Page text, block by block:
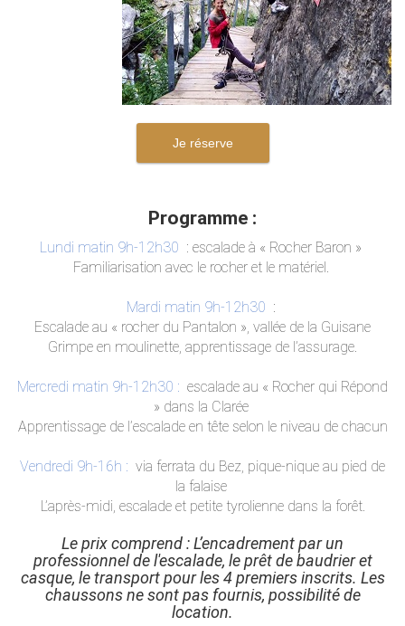
Je réserve
Programme :
Lundi matin 9h-12h30 : escalade à « Rocher Baron »
Familiarisation avec le rocher et le matériel.
Mardi matin 9h-12h30 :
Escalade au « rocher du Pantalon », vallée de la Guisane
Grimpe en moulinette, apprentissage de l’assurage.
Mercredi matin 9h-12h30 : escalade au « Rocher qui Répond
» dans la Clarée
Apprentissage de l’escalade en tête selon le niveau de chacun
Vendredi 9h-16h : via ferrata du Bez, pique-nique au pied de
la falaise
L’après-midi, escalade et petite tyrolienne dans la forêt.
Le prix comprend : L’encadrement par un
professionnel de l'escalade, le prêt de baudrier et
casque, le transport pour les 4 premiers inscrits. Les
chaussons ne sont pas fournis, possibilité de
location.